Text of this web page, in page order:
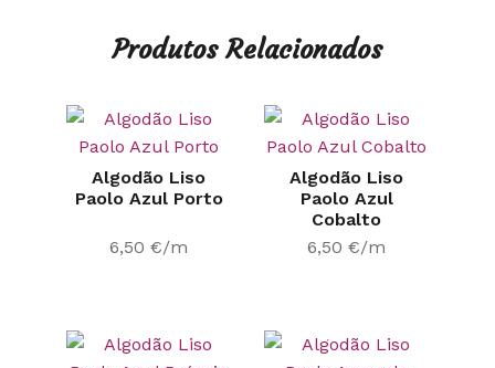
Produtos Relacionados
Algodão Liso
Paolo Azul Porto
6,50 €/m
Algodão Liso
Paolo Azul
Cobalto
6,50 €/m